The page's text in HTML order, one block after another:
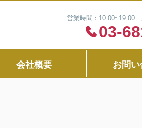
営業時間：10:00~19:00
03-
会社概要 お問い